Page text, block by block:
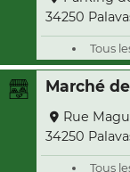
34250
Tous
Marché
Rue
34250
Tous